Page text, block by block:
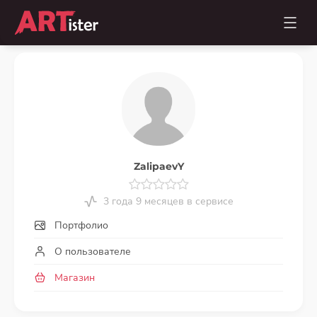
ZalipaevY
3 года 9 месяцев в сервисе
Портфолио
О пользователе
Магазин